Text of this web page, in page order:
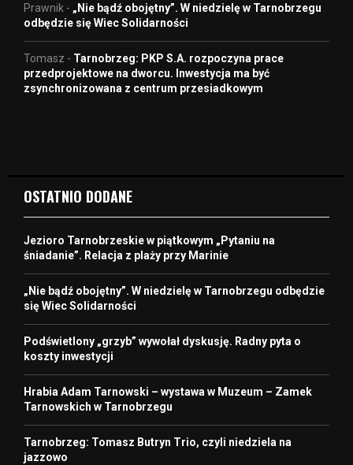
Prawnik - „Nie bądź obojętny”. W niedzielę w Tarnobrzegu
odbędzie się Wiec Solidarności
Tomasz - Tarnobrzeg: PKP S.A. rozpoczyna prace
przedprojektowe na dworcu. Inwestycja ma być
zsynchronizowana z centrum przesiadkowym
OSTATNIO DODANE
Jezioro Tarnobrzeskie w piątkowym „Pytaniu na
śniadanie”. Relacja z plaży przy Marinie
„Nie bądź obojętny”. W niedzielę w Tarnobrzegu odbędzie
się Wiec Solidarności
Podświetlony „grzyb” wywołał dyskusję. Radny pyta o
koszty inwestycji
Hrabia Adam Tarnowski – wystawa w Muzeum – Zamek
Tarnowskich w Tarnobrzegu
Tarnobrzeg: Tomasz Butryn Trio, czyli niedziela na
jazzowo